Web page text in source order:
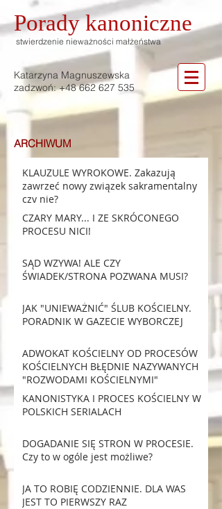
Poradykanoniczne
stwierdzenie nieważności małżeństwa
Katarzyna Magnuszewska
zadzwoń:+48 662 627 535
ARCHIWUM
KLAUZULE WYROKOWE. Zakazują
zawrzeć nowy związek sakramentalny
czy nie?
CZARY MARY... I ZE SKRÓCONEGO
PROCESU NICI!
SĄD WZYWA! ALE CZY
ŚWIADEK/STRONA POZWANA MUSI?
JAK "UNIEWAŻNIĆ" ŚLUB KOŚCIELNY.
PORADNIK W GAZECIE WYBORCZEJ
ADWOKAT KOŚCIELNY OD PROCESÓW
KOŚCIELNYCH BŁĘDNIE NAZYWANYCH
"ROZWODAMI KOŚCIELNYMI"
KANONISTYKA I PROCES KOŚCIELNY W
POLSKICH SERIALACH
DOGADANIE SIĘ STRON W PROCESIE.
Czy to w ogóle jest możliwe?
JA TO ROBIĘ CODZIENNIE. DLA WAS
JEST TO PIERWSZY RAZ